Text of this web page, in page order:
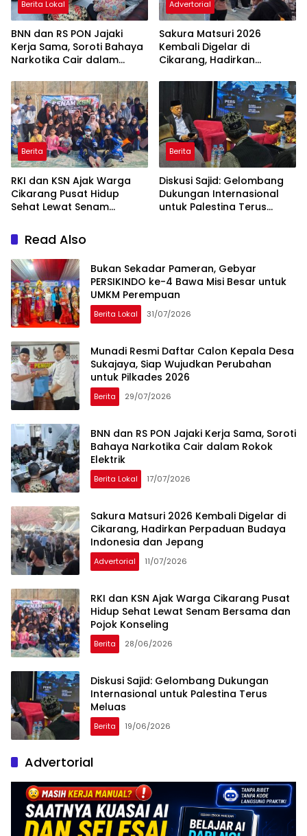
Berita Lokal
BNN dan RS PON Jajaki
Kerja Sama, Soroti Bahaya
Narkotika Cair dalam
Advertorial
Sakura Matsuri 2026
Kembali Digelar di
Cikarang, Hadirkan
Indonesia dan Jepang
Berita
RKI dan KSN Ajak Warga
Cikarang Pusat Hidup
Sehat Lewat Senam
Konseling
Berita
Diskusi Sajid: Gelombang
Dukungan Internasional
untuk Palestina Terus
Read Also
Bukan Sekadar Pameran, Gebyar
PERSIKINDO ke-4 Bawa Misi Besar untuk
UMKM Perempuan
Berita Lokal 31/07/2026
Munadi Resmi Daftar Calon Kepala Desa
Sukajaya, Siap Wujudkan Perubahan
untuk Pilkades 2026
Berita 29/07/2026
BNN dan RS PON Jajaki Kerja Sama, Soroti
Bahaya Narkotika Cair dalam Rokok
Elektrik
Berita Lokal 17/07/2026
Sakura Matsuri 2026 Kembali Digelar di
Cikarang, Hadirkan Perpaduan Budaya
Indonesia dan Jepang
Advertorial 11/07/2026
RKI dan KSN Ajak Warga Cikarang Pusat
Hidup Sehat Lewat Senam Bersama dan
Pojok Konseling
Berita 28/06/2026
Diskusi Sajid: Gelombang Dukungan
Internasional untuk Palestina Terus
Meluas
Berita 19/06/2026
Advertorial